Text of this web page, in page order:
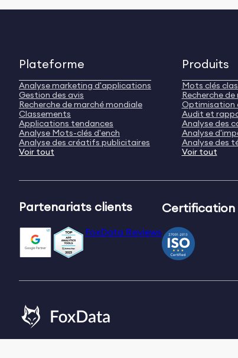
Plateforme
Analyse marketing d'applications
Gestion des avis
Recherche de marché mondiale
Classements
Applications tendances
Analyse Mots-clés d'ench
Analyse des créatifs publicitaires
Voir tout
Produits
Mots clés
Recherche
Optimisation
Audit et
Analyse des
Analyse
Analyse des
Voir tout
Partenariats clients
FoxData Reviews
Certification